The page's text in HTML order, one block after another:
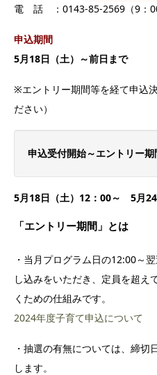
電 話 ：0143-85-2569（9：00
申込期間
5月18日（土）～前日まで
※エントリー期間等を経て申込
ださい）
申込受付開始～エントリー
5月18日（土）12：00～ 5月
「エントリー期間」とは
・当月プログラム日の12:00～
し込みをいただき、定員を超え
くための仕組みです。
2024年度子育て申込について
・抽選の有無については、締切
します。